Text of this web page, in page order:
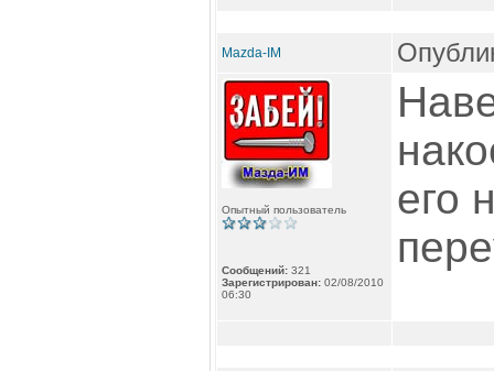
Mazda-IM
Опытный пользователь
Сообщений: 321
Зарегистрирован: 02/08/2010
06:30
его